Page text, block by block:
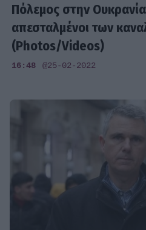
Πόλεμος στην Ουκρανία:
απεσταλμένοι των
(Photos/Videos)
16:48 @25-02-2022